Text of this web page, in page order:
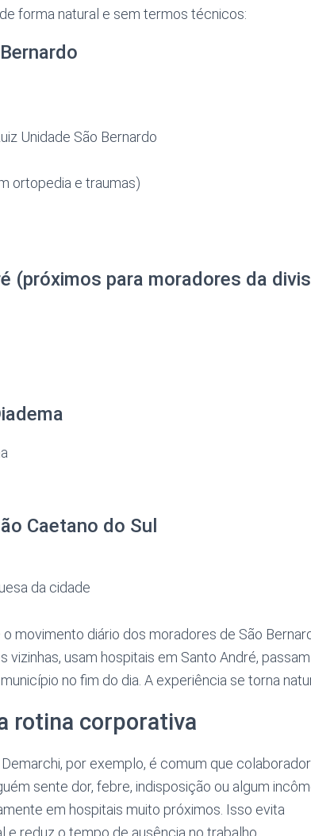
forma natural e sem termos técnicos:
Unidade São Bernardo
ortopedia e traumas)
(próximos para moradores da
Caetano do Sul
da cidade
movimento diário dos moradores de São
vizinhas, usam hospitais em Santo André,
no fim do dia. A experiência se torna
rotina corporativa
por exemplo, é comum que
sente dor, febre, indisposição ou algum
em hospitais muito próximos. Isso evita
reduz o tempo de ausência no trabalho.